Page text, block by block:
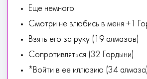
Еще немного
Смотри не влюбись в меня +1
Взять его за руку (19 алмазов)
Сопротивляться (32 Гордыни)
*Войти в ее иллюзию (34